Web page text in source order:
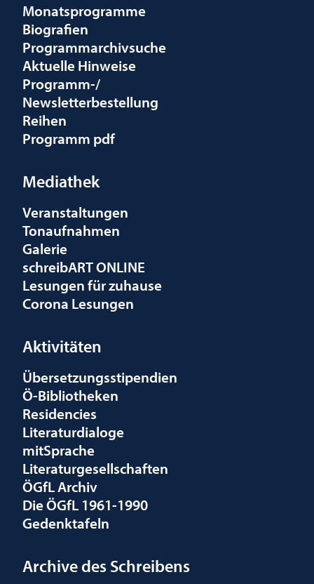
Monatsprogramme
Biografien
Programmarchivsuche
Aktuelle Hinweise
Programm-/
Newsletterbestellung
Reihen
Programm pdf
Mediathek
Veranstaltungen
Tonaufnahmen
Galerie
schreibART ONLINE
Lesungen für zuhause
Corona Lesungen
Aktivitäten
Übersetzungsstipendien
Ö-Bibliotheken
Residencies
Literaturdialoge
mitSprache
Literaturgesellschaften
ÖGfL Archiv
Die ÖGfL 1961-1990
Gedenktafeln
Archive des Schreibens